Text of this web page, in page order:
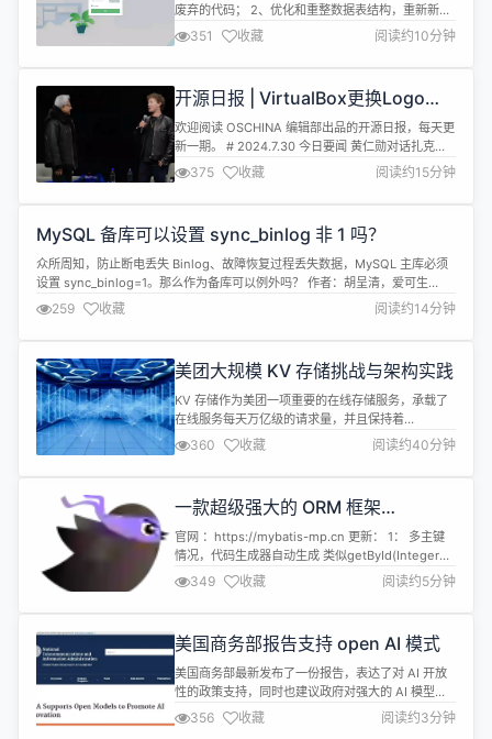
废弃的代码； 2、优化和重整数据表结构，重新新增
演示案例数据； 3、解决用户管理和会员管理出生日
期显示不正确的问题； 4、新增登录验证中间件，解
决未登录即可访问模块的问题； 5、新增登录验证码
校验的功能； 6、优化路由设置，解决访问默认进入
登录页的功能； 7、广告管理、通知公告新增富文本
插入图片...
351 收藏 阅读约10分钟
开源日报 | VirtualBox更换Logo；
老黄和小扎互赠夹克；“不可变”
Linux发行版；AI时代的原生计算架
构
欢迎阅读 OSCHINA 编辑部出品的开源日报，每天更
新一期。 # 2024.7.30 今日要闻 黄仁勋对话扎克伯
格：谈开源、下一代计算平台，还互送夹克 美国当地
时间周一晚间，在丹佛举行的SIGGRAPH 2024计算
机图形大会上，英伟达CEO黄仁勋(Jensen Huang)
Zuckerberg)，共同探讨基础研...
375 收藏 阅读约15分钟
MySQL 备库可以设置 sync_binlog 非 1 吗？
众所周知，防止断电丢失 Binlog、故障恢复过程丢失数据，MySQL 主库必须
设置 sync_binlog=1。那么作为备库可以例外吗？ 作者：胡呈清，爱可生
DBA 团队成员，擅长故障分析、性能优化，个人博客：[简书 | 轻松的鱼]，欢
迎讨论。 爱可生开源社区出品，原创内容未经授权不得随意使用，转载请联系
小编并注明来源。 本文约 1200 字，预计阅读需...
259 收藏 阅读约14分钟
美团大规模 KV 存储挑战与架构实践
KV 存储作为美团一项重要的在线存储服务，承载了
在线服务每天万亿级的请求量，并且保持着
99.995% 的服务可用性。在 DataFunSummit
2023 数据基础架构峰会上，我们分享了《美团大规
模 KV 存储挑战与架构实践》，本文为演讲内容的整
KV 存储发展历程；第二部分分享了内存 KV
Squirrel ...
360 收藏 阅读约40分钟
一款超级强大的 ORM 框架
mybatis-mp 1.6.1-rc1 发布 - 多主
键生成器增强
官网 ：https://mybatis-mp.cn 更新： 1： 多主键
情况，代码生成器自动生成 类似getById(Integer
id1,Integer id2)的方法 2：多主键情况，代码生成器
自动生成 类似deleteById(Integer id1,Integer id2)
的方法 1. 单表查询 SysUser sysUser = QueryC...
349 收藏 阅读约5分钟
美国商务部报告支持 open AI 模式
美国商务部最新发布了一份报告，表达了对 AI 开放
性的政策支持，同时也建议政府对强大的 AI 模型中
的潜在风险进行积极监控。 这份由美国商务部国家电
信和信息管理局（NTIA）撰写的报告认为，“open-
356 收藏 阅读约3分钟